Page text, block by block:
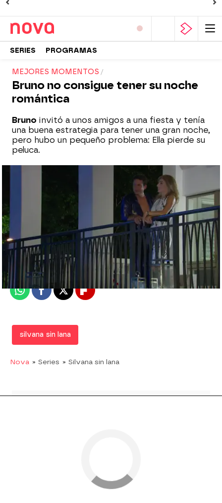
SERIES PROGRAMAS
MEJORES MOMENTOS
Bruno no consigue tener su noche
romántica
Bruno invitó a unos amigos a una fiesta y tenía
una buena estrategia para tener una gran noche,
pero hubo un pequeño problema: Ella pierde su
peluca.
Nova
Madrid
Publicado: 07 de febrero de 2018, 17:14
WhatsappFacebook
X Flipboard
silvana sin lana
Nova » Series » Silvana sin lana